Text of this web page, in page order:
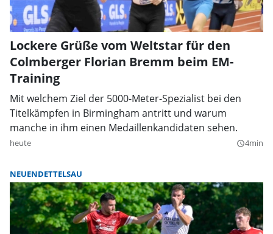
Lockere Grüße vom Weltstar für den
Colmberger Florian Bremm beim EM-
Training
Mit welchem Ziel der 5000-Meter-Spezialist bei den
Titelkämpfen in Birmingham antritt und warum
manche in ihm einen Medaillenkandidaten sehen.
heute query_builder4min
NEUENDETTELSAU